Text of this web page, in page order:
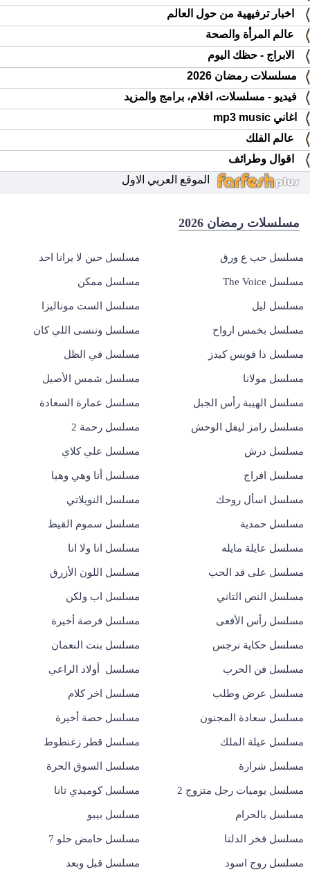
اخبار ترفيهية من حول العالم
عالم المرأة والصحة
الابراج - حظك اليوم
مسلسلات رمضان 2026
فيديو - مسلسلات، افلام، برامج والمزيد
اغاني mp3 music
عالم الفلك
اقوال وطرائف
الموقع العربي الاول
مسلسلات رمضان 2026
مسلسل حب ع ورق مسلسل حين لا يرانا احد
مسلسل The Voice مسلسل ممكن
مسلسل ليل مسلسل الست موناليزا
مسلسل بخمس ارواح مسلسل وننسى اللي كان
مسلسل ذا فويس كيدز مسلسل في الظل
مسلسل مولانا مسلسل شمس الأصيل
مسلسل الهيبة رأس الجبل مسلسل عمارة السعادة
مسلسل رامز ليفل الوحش مسلسل رحمة 2
مسلسل درش مسلسل علي كلاي
مسلسل افراج مسلسل أنا وهي وهيا
مسلسل اسأل روحك مسلسل النويلاتي
مسلسل حمدية مسلسل سموم القيظ
مسلسل عايلة مايله مسلسل انا ولا انا
مسلسل على قد الحب مسلسل اللون الأزرق
مسلسل النص التاني مسلسل اب ولكن
مسلسل رأس الأفعى مسلسل فرصة أخيرة
مسلسل حكاية نرجس مسلسل بنت النعمان
مسلسل فن الحرب مسلسل أولاد الراعي
مسلسل عرض وطلب مسلسل اخر كلام
مسلسل سعادة المجنون مسلسل حصة أخيرة
مسلسل عيلة الملك مسلسل قطر زغنطوط
مسلسل شرارة مسلسل السوق الحرة
مسلسل يوميات رجل متزوج 2 مسلسل كوميدي تانا
مسلسل بالحرام مسلسل بيبو
مسلسل فخر الدلتا مسلسل حامض حلو 7
مسلسل روج اسود مسلسل قبل وبعد